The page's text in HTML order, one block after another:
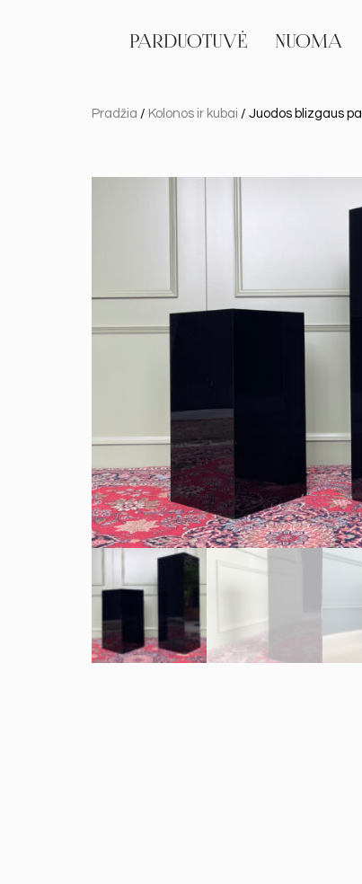
PARDUOTUVĖ NUOMA
Pradžia / Kolonos ir kubai / Juodos blizgaus